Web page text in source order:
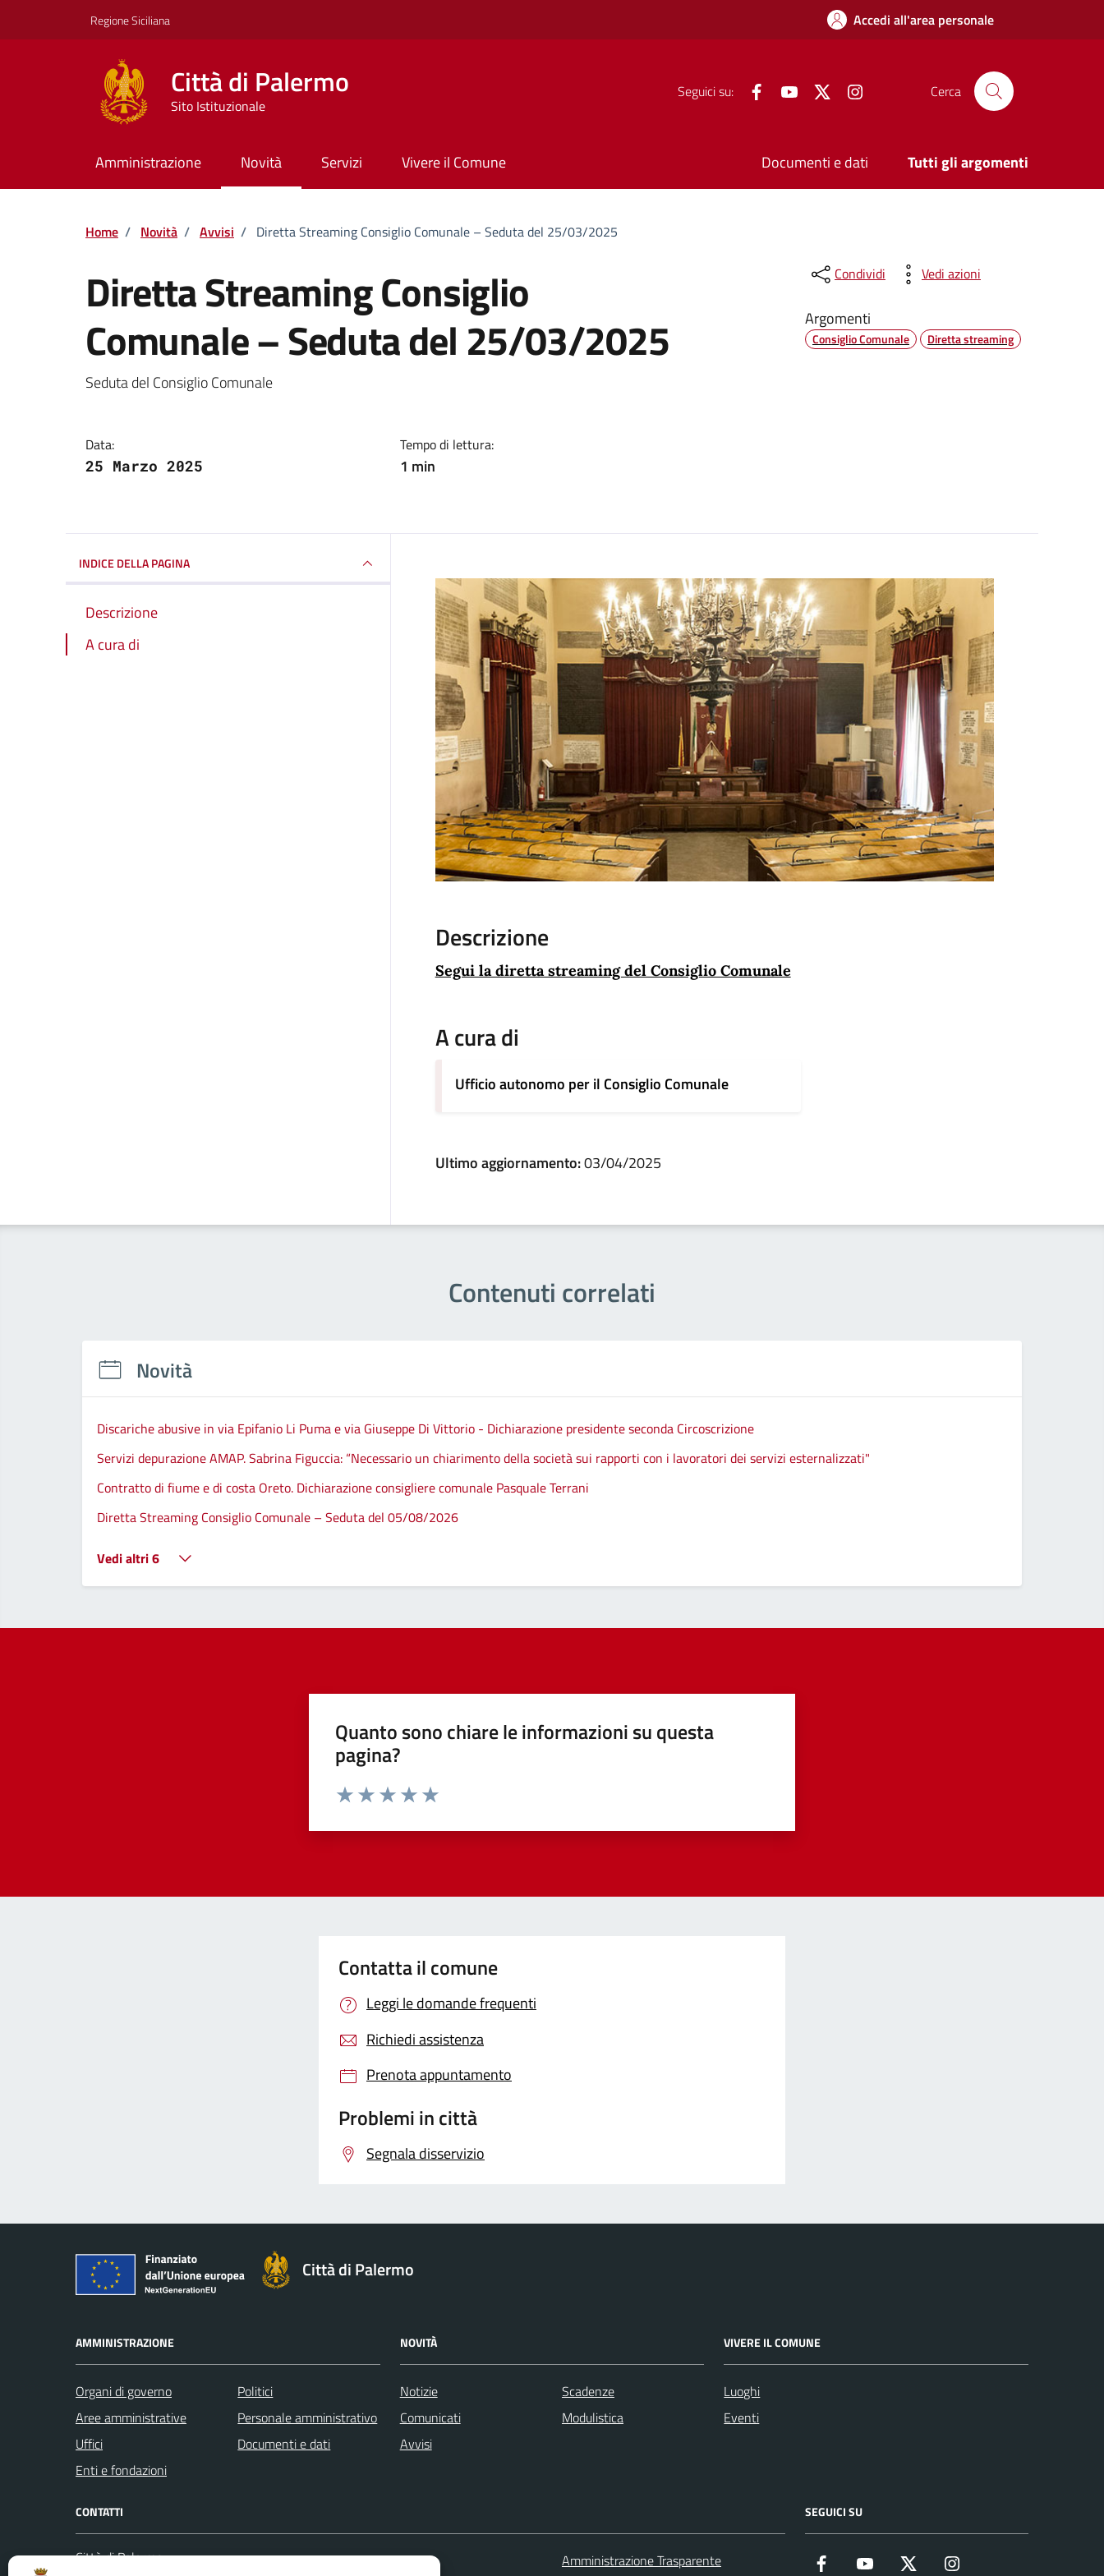
Regione Siciliana Accedi all'area personale
Città di Palermo
Sito Istituzionale
Seguici su: FacebookYouTube Twitter Cerca
Amministrazione Novità Servizi Vivere il Comune Documenti e dati Tutti gli argomenti
Home / Novità / Avvisi / Diretta Streaming Consiglio Comunale – Seduta del 25/03/2025
Diretta Streaming Consiglio
Comunale – Seduta del 25/03/2025
Dettagli della notizia
Seduta del Consiglio Comunale
Data:
25 Marzo 2025
Tempo di lettura:
1 min
Condividi Vedi azioni
Argomenti
Consiglio Comunale Diretta streaming
INDICE DELLA PAGINA
Descrizione
A cura di
Descrizione
Segui la diretta streaming del Consiglio Comunale
A cura di
Ufficio autonomo per il Consiglio Comunale
Ultimo aggiornamento:03/04/2025
Contenuti correlati
Novità
Discariche abusive in via Epifanio Li Puma e via Giuseppe Di Vittorio - Dichiarazione presidente seconda Circoscrizione
Servizi depurazione AMAP. Sabrina Figuccia: “Necessario un chiarimento della società sui rapporti con i lavoratori dei servizi esternalizzati"
Contratto di fiume e di costa Oreto. Dichiarazione consigliere comunale Pasquale Terrani
Diretta Streaming Consiglio Comunale – Seduta del 05/08/2026
Vedi altri 6
Quanto sono chiare le informazioni su questa
pagina?
Contatta il comune
Leggi le domande frequenti
Richiedi assistenza
Prenota appuntamento
Problemi in città
Segnala disservizio
Città di Palermo
AMMINISTRAZIONE
Organi di governo
Aree amministrative
Uffici
Enti e fondazioni
Politici
Personale amministrativo
Documenti e dati
NOVITÀ
Notizie
Comunicati
Avvisi
Scadenze
Modulistica
VIVERE IL COMUNE
Luoghi
Eventi
CONTATTI
Città di Palermo
Leggi le FAQ Amministrazione Trasparente
SEGUICI SU
Facebook YouTube Twitter